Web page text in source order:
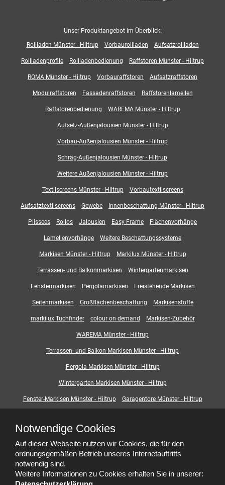
Unser Produktangebot im Überblick:
Rollladen Münster - Hiltrup
Vorbaurollladen Aufsatzrollladen
Rollladenprofile Rollladenbedienung Raffstoren Münster - Hiltrup
ROMA Münster - Hiltrup Vorbauraffstoren Aufsatzraffstoren
Modulraffstoren Fassadenraffstoren Raffstorenlamellen
Raffstorenbedienung WAREMA Münster - Hiltrup
Aufsetz-Außenjalousien Münster - Hiltrup
Vorbau-Außenjalousien Münster - Hiltrup
Schräg-Außenjalousien Münster - Hiltrup
Weitere Außenjalousien Münster - Hiltrup
Textilscreens Münster - Hiltrup Vorbautextilscreens
Aufsatztextilscreens Gewebe Innenbeschattung Münster - Hiltrup
Plissees Rollos Jalousien Easy Frame Flächenvorhänge
Lamellenvorhänge Weitere Beschattungssysteme
Markisen Münster - Hiltrup Markilux Münster - Hiltrup
Terrassen- und Balkonmarkisen Wintergartenmarkisen
Fenstermarkisen Pergolamarkisen Freistehende Markisen
Seitenmarkisen Großflächenbeschattung Markisenstoffe
markilux Tuchfinder colour on demand Markisen-Zubehör
WAREMA Münster - Hiltrup
Terrassen- und Balkon-Markisen Münster - Hiltrup
Pergola-Markisen Münster - Hiltrup
Wintergarten-Markisen Münster - Hiltrup
Fenster-Markisen Münster - Hiltrup Garagentore Münster - Hiltrup
Smart-Home Digitaler-Kaufberater
Outdoor-Living
Notwendige Cookies
Auf dieser Webseite nutzen wir Cookies, die für den
ordnungsgemäßen Betrieb unseres Internetauftritts
notwendig sind.
Weitere Informationen zu Cookies erhalten Sie in unserer: